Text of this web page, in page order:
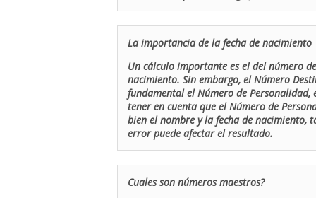
La importancia de la fecha de nacimiento
Un cálculo importante es el del número
nacimiento. Sin embargo, el Número
fundamental el Número de
tener en cuenta que el Número de
bien el nombre y la fecha de nacimiento,
error puede afectar el resultado.
Cuales son números maestros?